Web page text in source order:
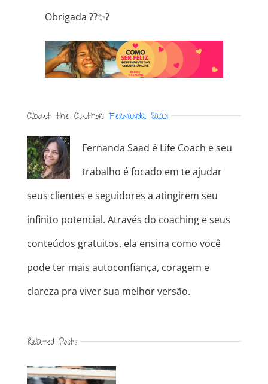
Obrigada ??✨?
About the Author: Fernanda Saad
Fernanda Saad é Life Coach e seu
trabalho é focado em te ajudar
seus clientes e seguidores a atingirem seu
infinito potencial. Através do coaching e seus
conteúdos gratuitos, ela ensina como você
pode ter mais autoconfiança, coragem e
clareza pra viver sua melhor versão.
Related Posts